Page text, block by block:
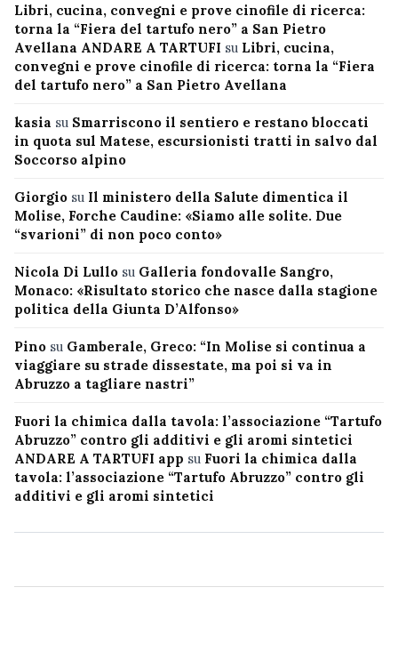
Libri, cucina, convegni e prove cinofile di ricerca:
torna la “Fiera del tartufo nero” a San Pietro
Avellana ANDARE A TARTUFI su Libri, cucina,
convegni e prove cinofile di ricerca: torna la “Fiera
del tartufo nero” a San Pietro Avellana
kasia su Smarriscono il sentiero e restano bloccati
in quota sul Matese, escursionisti tratti in salvo dal
Soccorso alpino
Giorgio su Il ministero della Salute dimentica il
Molise, Forche Caudine: «Siamo alle solite. Due
“svarioni” di non poco conto»
Nicola Di Lullo su Galleria fondovalle Sangro,
Monaco: «Risultato storico che nasce dalla stagione
politica della Giunta D’Alfonso»
Pino su Gamberale, Greco: “In Molise si continua a
viaggiare su strade dissestate, ma poi si va in
Abruzzo a tagliare nastri”
Fuori la chimica dalla tavola: l’associazione “Tartufo
Abruzzo” contro gli additivi e gli aromi sintetici
ANDARE A TARTUFI app su Fuori la chimica dalla
tavola: l’associazione “Tartufo Abruzzo” contro gli
additivi e gli aromi sintetici